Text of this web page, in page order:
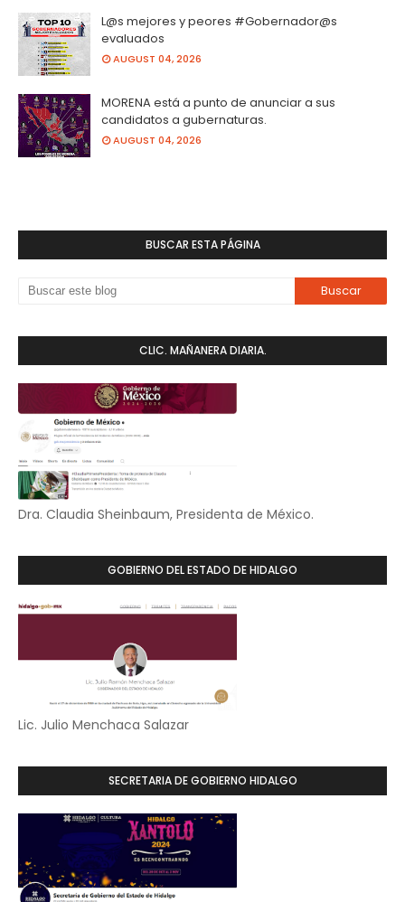
L@s mejores y peores #Gobernador@s
evaluados
AUGUST 04, 2026
MORENA está a punto de anunciar a sus
candidatos a gubernaturas.
AUGUST 04, 2026
BUSCAR ESTA PÁGINA
CLIC. MAÑANERA DIARIA.
Dra. Claudia Sheinbaum, Presidenta de México.
GOBIERNO DEL ESTADO DE HIDALGO
Lic. Julio Menchaca Salazar
SECRETARIA DE GOBIERNO HIDALGO